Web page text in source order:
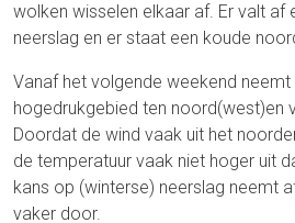
wolken wisselen elkaar af. Er valt af
neerslag en er staat een koude
Vanaf het volgende weekend neemt
hogedrukgebied ten noord(west)en
Doordat de wind vaak uit het
de temperatuur vaak niet hoger uit
kans op (winterse) neerslag neemt
vaker door.